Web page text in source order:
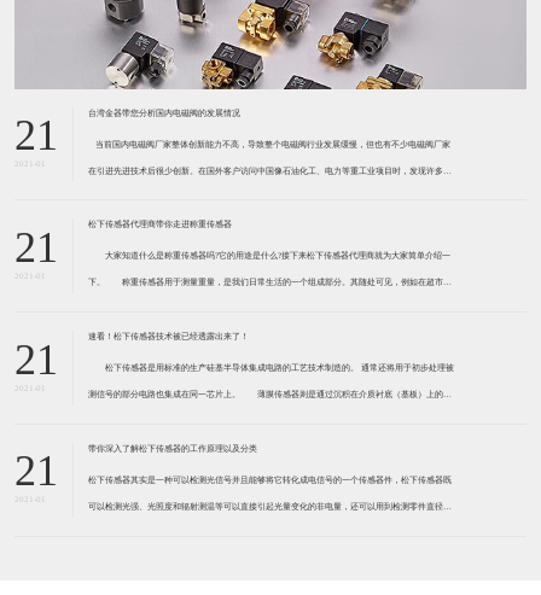
21
2021-01
台湾金器带您分析国内电磁阀的发展情况
​ 当前国内电磁阀厂家整体创新能力不高，导致整个电磁阀行业发展缓慢，但也有不少电磁阀厂家
在引进先进技术后很少创新。在国外客户访问中国像石油化工、电力等重工业项目时，发现许多项
21
2021-01
松下传感器代理商带你走进称重传感器
大家知道什么是称重传感器吗?它的用途是什么?接下来松下传感器代理商就为大家简单介绍一
下。 称重传感器用于测量重量，是我们日常生活的一个组成部分。其随处可见，例如在超市柜
带有应变片的弹性体组成。弹性体通常由钢
21
2021-01
速看！松下传感器技术被已经透露出来了！
松下传感器是用标准的生产硅基半导体集成电路的工艺技术制造的。 通常还将用于初步处理被
测信号的部分电路也集成在同一芯片上。 薄膜传感器则是通过沉积在介质衬底（基板）上的，
器是利用相应材料的浆料，涂覆在陶瓷基片上
21
2021-01
带你深入了解松下传感器的工作原理以及分类
松下传感器其实是一种可以检测光信号并且能够将它转化成电信号的一个传感器件，松下传感器既
可以检测光强、光照度和辐射测温等可以直接引起光量变化的非电量，还可以用到检测零件直径、